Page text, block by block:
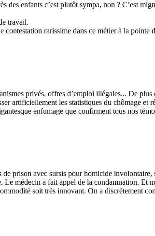
enfants c’est plutôt sympa, non ? C’est
travail.
rarissime dans ce métier à la pointe
privés, offres d’emploi illégales... De
artificiellement les statistiques du chômage et
enfumage que confirment tous nos
prison avec sursis pour homicide involontaire,
médecin a fait appel de la condamnation. Et
soit très innovant. On a discrètement